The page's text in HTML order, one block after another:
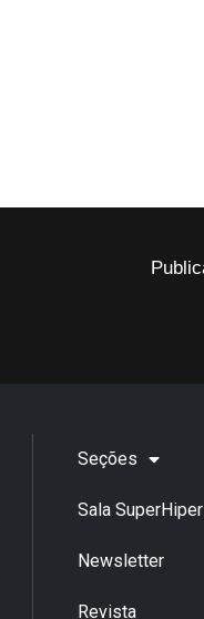
Seções
Sala SuperHiper
Newsletter
Revista